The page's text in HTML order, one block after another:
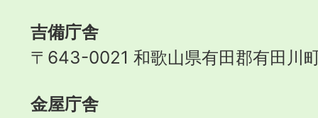
吉備庁舎
〒643-0021 和歌山県有田郡有田川
金屋庁舎